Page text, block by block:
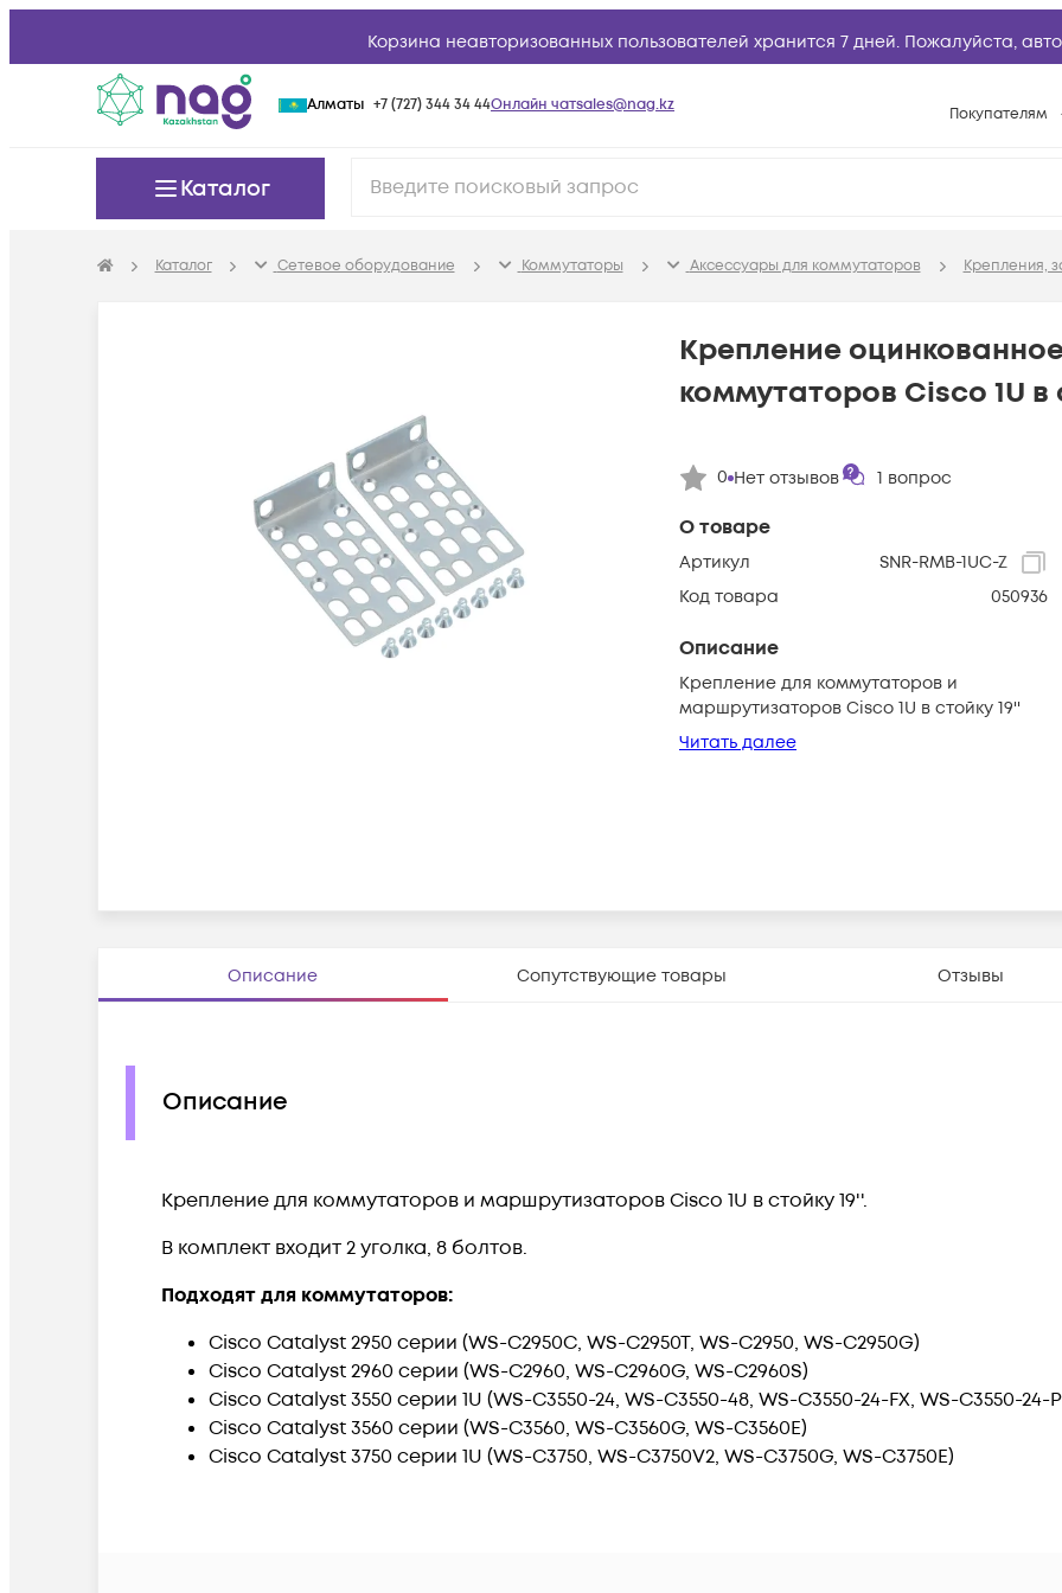
Корзина неавторизованных пользователей хранится 7 дней. Пожалуйста,
Алматы +7 (727) 344 34 44Онлайн чатsales@nag.kz Покупателям
Возврат
Техническая
База знаний
Каталог
Каталог Сетевое оборудование Коммутаторы Аксессуары для коммутаторов Крепления,
О товаре
Артикул
SNR-RMB-1UC-Z
Код товара
050936
Описание
Крепление для коммутаторов и
маршрутизаторов Cisco 1U в стойку 19''
Читать далее
Крепление
коммутаторов Cisco 1U в
0 Нет отзывов 1 вопрос
Описание Сопутствующие товары Отзывы
Описание
Крепление для коммутаторов и маршрутизаторов Cisco 1U в стойку 19''.
В комплект входит 2 уголка, 8 болтов.
Подходят для коммутаторов:
Cisco Catalyst 2950 серии (WS-C2950C, WS-C2950T, WS-C2950, WS-C2950G)
Cisco Catalyst 2960 серии (WS-C2960, WS-C2960G, WS-C2960S)
Cisco Catalyst 3550 серии 1U (WS-C3550-24, WS-C3550-48, WS-C3550-24-FX, WS-C3550-24-
Cisco Catalyst 3560 серии (WS-C3560, WS-C3560G, WS-C3560E)
Cisco Catalyst 3750 серии 1U (WS-C3750, WS-C3750V2, WS-C3750G, WS-C3750E)